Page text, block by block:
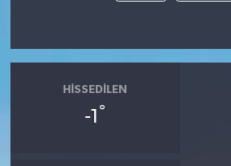
HISSEDILEN
-1 °